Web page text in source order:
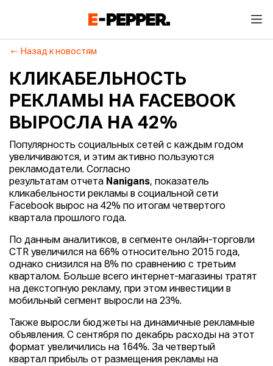
Назад к новостям
КЛИКАБЕЛЬНОСТЬ
РЕКЛАМЫ НА FACEBOOK
ВЫРОСЛА НА 42%
Популярность социальных сетей с каждым годом
увеличиваются, и этим активно пользуются
рекламодатели. Согласно
результатам отчета Nanigans, показатель
кликабельности рекламы в социальной сети
Facebook вырос на 42% по итогам четвертого
квартала прошлого года.
По данным аналитиков, в сегменте онлайн-торговли
CTR увеличился на 66% относительно 2015 года,
однако снизился на 8% по сравнению с третьим
кварталом. Больше всего интернет-магазины тратят
на декстопную рекламу, при этом инвестиции в
мобильный сегмент выросли на 23%.
Также выросли бюджеты на динамичные рекламные
объявления. С сентября по декабрь расходы на этот
формат увеличились на 164%. За четвертый
квартал прибыль от размещения рекламы на